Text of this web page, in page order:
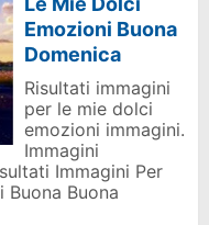
Emozioni Buona
Domenica
Risultati immagini
per le mie dolci
emozioni immagini.
Immagini
Immagini Per
Buona Buona